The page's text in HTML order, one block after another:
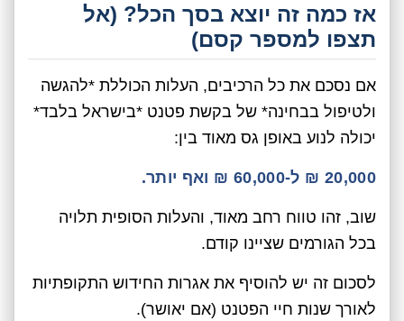
אז כמה זה יוצא בסך הכל? (אל
תצפו למספר קסם)
אם נסכם את כל הרכיבים, העלות הכוללת *להגשה
ולטיפול בבחינה* של בקשת פטנט *בישראל בלבד*
יכולה לנוע באופן גס מאוד בין:
20,000 ₪ ל-60,000 ₪ ואף יותר.
שוב, זהו טווח רחב מאוד, והעלות הסופית תלויה
בכל הגורמים שציינו קודם.
לסכום זה יש להוסיף את אגרות החידוש התקופתיות
לאורך שנות חיי הפטנט (אם יאושר).